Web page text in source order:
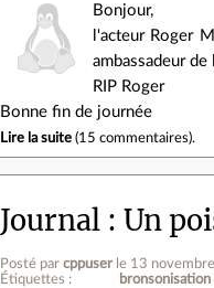
Bonjour,
l'acteur Roger
ambassadeur
RIP Roger
Bonne fin de journée
Lire la suite (15 commentaires).
Journal Un
Posté parcppuser le 13
Étiquettes :
bronsonisation